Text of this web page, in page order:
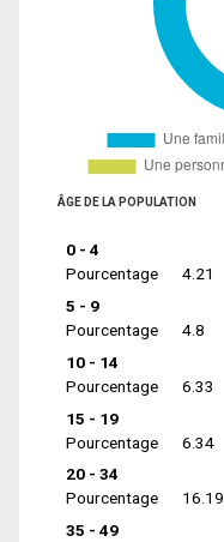
ÂGE DE LA POPULATION
0 - 4
Pourcentage
4.21
5 - 9
Pourcentage
4.8
10 - 14
Pourcentage
6.33
15 - 19
Pourcentage
6.34
20 - 34
Pourcentage
16.19
35 - 49